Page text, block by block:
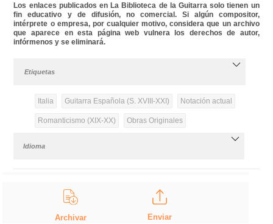
Los enlaces publicados en La Biblioteca de la Guitarra solo tienen un
fin educativo y de difusión, no comercial. Si algún compositor,
intérprete o empresa, por cualquier motivo, considera que un archivo
que aparece en esta página web vulnera los derechos de autor,
infórmenos y se eliminará.
Etiquetas
Italia Guitarra Española (S. XVIII-XXI) Notación actual
Romanticismo (XIX-XX) Obras Originales
Idioma
Archivar Enviar